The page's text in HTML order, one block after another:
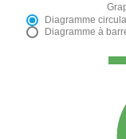
Diagramme
Diagramme à